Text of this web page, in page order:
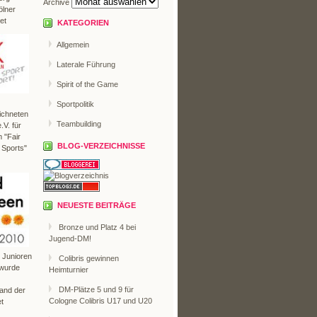
für
"Fair
Junioren
der
Archive
KATEGORIEN
Allgemein
Laterale Führung
Spirit of the Game
Sportpolitik
Teambuilding
BLOG-VERZEICHNISSE
NEUESTE BEITRÄGE
Bronze und Platz 4 bei
Jugend-DM!
Colibris gewinnen
Heimturnier
DM-Plätze 5 und 9 für
Cologne Colibris U17 und U20